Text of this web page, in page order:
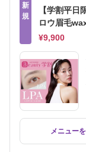
新
規
【学割平
ロウ眉毛
¥9,900
メニュー